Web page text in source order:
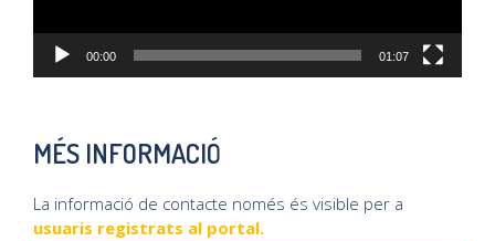
00:00 01:07
MÉS INFORMACIÓ
La informació de contacte només és visible per a
usuaris registrats al portal.